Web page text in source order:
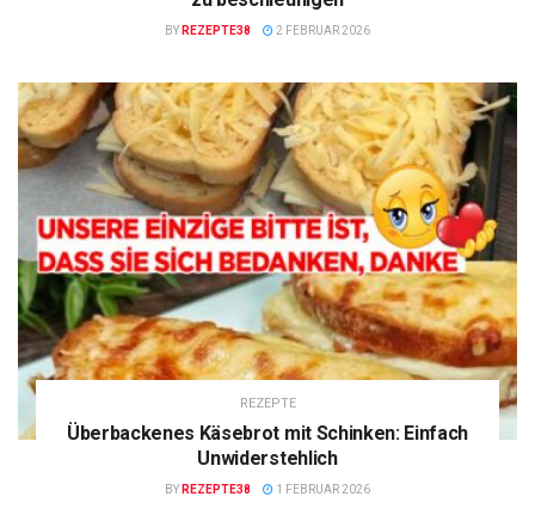
BY REZEPTE38 2 FEBRUAR 2026
REZEPTE
Überbackenes Käsebrot mit Schinken: Einfach
Unwiderstehlich
BY REZEPTE38 1 FEBRUAR 2026